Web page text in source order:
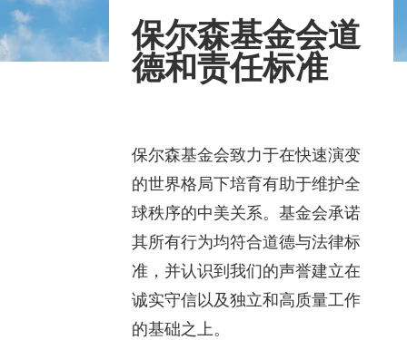
保尔森基金会道
德和责任标准
保尔森基金会致力于在快速演变
的世界格局下培育有助于维护全
球秩序的中美关系。基金会承诺
其所有行为均符合道德与法律标
准，并认识到我们的声誉建立在
诚实守信以及独立和高质量工作
的基础之上。